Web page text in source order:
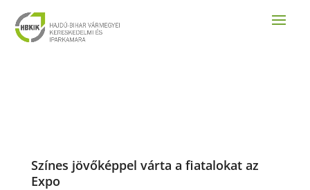
Színes jövőképpel várta a fiatalokat az
Expo